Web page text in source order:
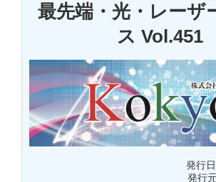
最先端・光・レーザ
ス Vol.451
発行
発行